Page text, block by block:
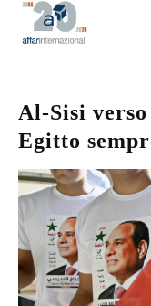
Al-Sisi
Egitto